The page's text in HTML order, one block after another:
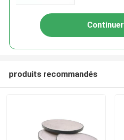
Continuer
produits recommandés